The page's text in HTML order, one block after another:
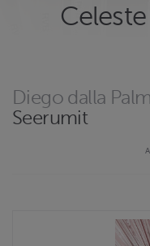
kokonaisvaltainen
takaa käytössä olevat,
tuoteteknologiaa
Diego dalla
Seerumit